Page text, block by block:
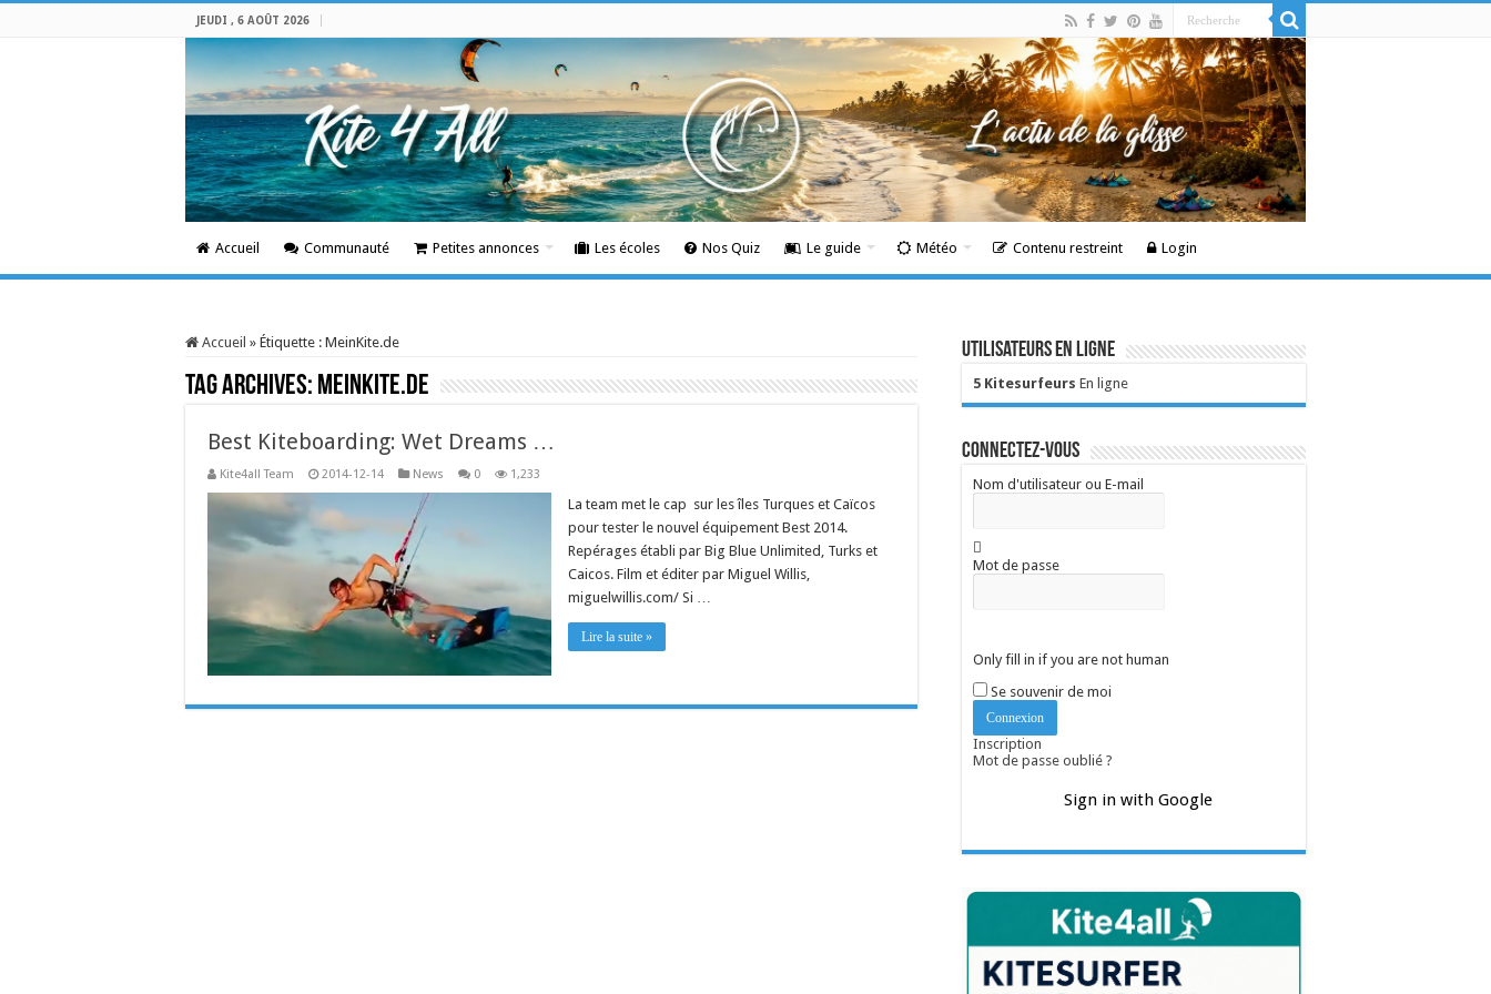
JEUDI , 6 AOÛT 2026
Accueil Communauté Petites annonces Les écoles Nos Quiz Le guide Météo Contenu restreint Login
Accueil » Étiquette : MeinKite.de
Tag Archives: MeinKite.de
Best Kiteboarding: Wet Dreams …
Kite4all Team 2014-12-14 News 0 1,233
La team met le cap sur les îles Turques et Caïcos
pour tester le nouvel équipement Best 2014.
Repérages établi par Big Blue Unlimited, Turks et
Caicos. Film et éditer par Miguel Willis,
miguelwillis.com/ Si …
Lire la suite »
Utilisateurs en ligne
5 Kitesurfeurs En ligne
Connectez-vous
Nom d'utilisateur ou E-mail
Mot de passe
Only fill in if you are not human
Se souvenir de moi
Inscription
Mot de passe oublié ?
Sign in with Google